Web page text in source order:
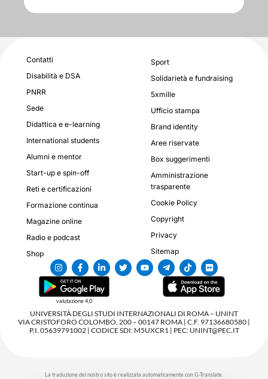
Contatti
Disabilità e DSA
PNRR
Sede
Didattica e e-learning
International students
Alumni e mentor
Start-up e spin-off
Reti e certificazioni
Formazione continua
Magazine online
Radio e podcast
Shop
Sport
Solidarietà e fundraising
5xmille
Ufficio stampa
Brand identity
Aree riservate
Box suggerimenti
Amministrazione
trasparente
Cookie Policy
Copyright
Privacy
Sitemap
valutazione 4,0
UNIVERSITÀ DEGLI STUDI INTERNAZIONALI DI ROMA – UNINT
VIA CRISTOFORO COLOMBO, 200 – 00147 ROMA | C.F. 97136680580 |
P.I. 05639791002 | CODICE SDI: M5UXCR1 | PEC: UNINT@PEC.IT
La traduzione del nostro sito è realizzata automaticamente con G-Translate.